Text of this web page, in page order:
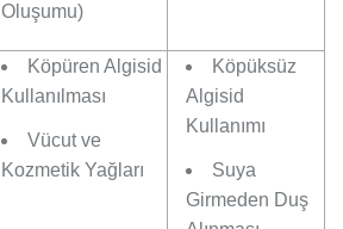
Oluşumu)
Köpüren Algisid
Kullanılması
Vücut ve
Kozmetik Yağları
Köpüksüz
Algisid
Kullanımı
Suya
Girmeden Duş